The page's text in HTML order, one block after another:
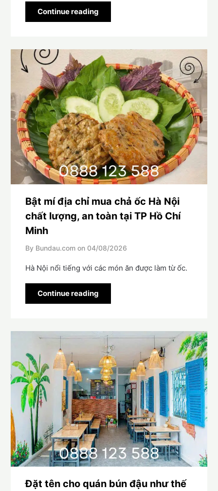
Continue reading
Bật mí địa chỉ mua chả ốc Hà Nội
chất lượng, an toàn tại TP Hồ Chí
Minh
By Bundau.com on 04/08/2026
Hà Nội nổi tiếng với các món ăn được làm từ ốc.
Continue reading
Đặt tên cho quán bún đậu như thế